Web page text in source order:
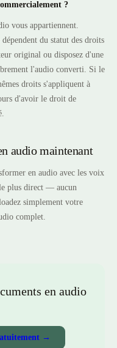
?
vous appartiennent.
du statut des droits
original ou disposez d'une
l'audio converti. Si le
droits s'appliquent à
d'avoir le droit de
audio maintenant
en audio avec les voix
plus direct — aucun
simplement votre
complet.
en audio
→